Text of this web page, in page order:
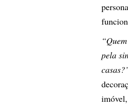
pela